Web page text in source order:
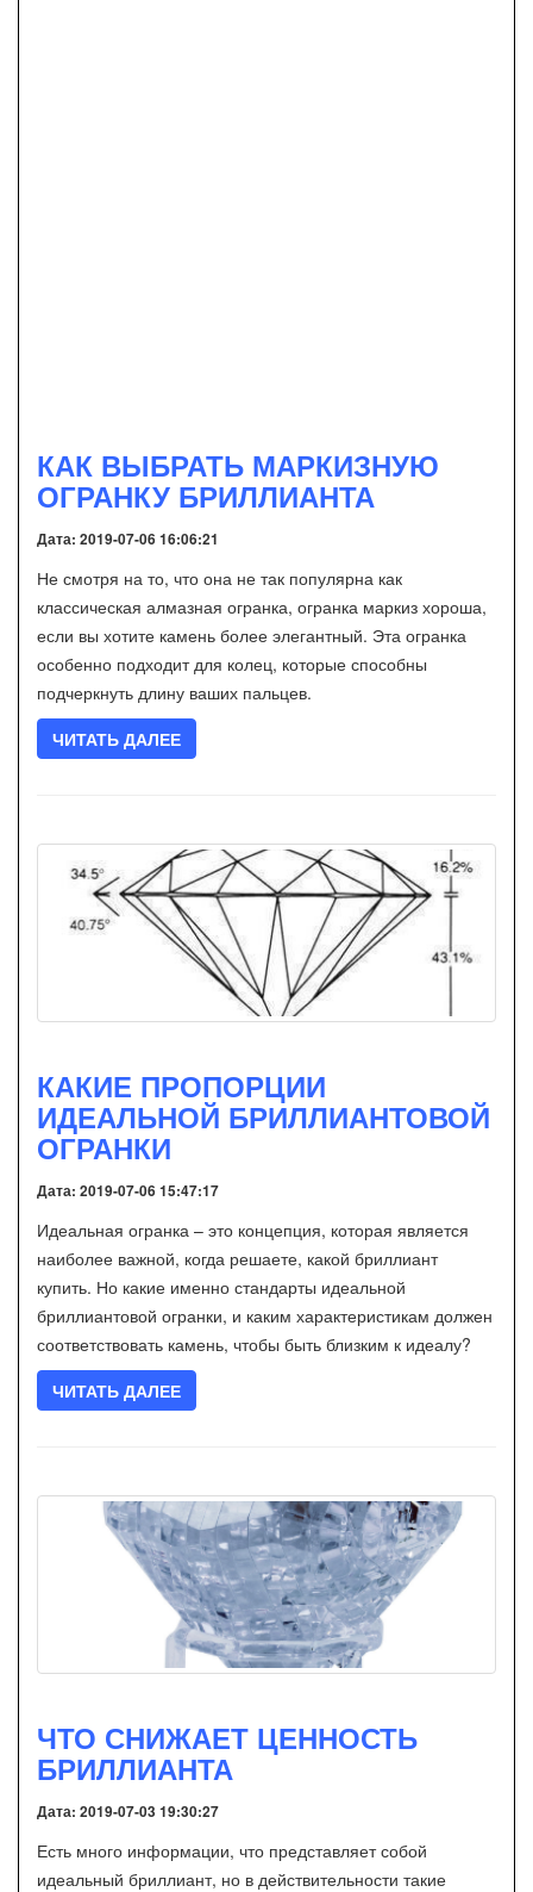
КАК ВЫБРАТЬ МАРКИЗНУЮ
ОГРАНКУ БРИЛЛИАНТА
Дата: 2019-07-06 16:06:21
Не смотря на то, что она не так популярна как
классическая алмазная огранка, огранка маркиз хороша,
если вы хотите камень более элегантный. Эта огранка
особенно подходит для колец, которые способны
подчеркнуть длину ваших пальцев.
ЧИТАТЬ ДАЛЕЕ
КАКИЕ ПРОПОРЦИИ
ИДЕАЛЬНОЙ БРИЛЛИАНТОВОЙ
ОГРАНКИ
Дата: 2019-07-06 15:47:17
Идеальная огранка – это концепция, которая является
наиболее важной, когда решаете, какой бриллиант
купить. Но какие именно стандарты идеальной
бриллиантовой огранки, и каким характеристикам должен
соответствовать камень, чтобы быть близким к идеалу?
ЧИТАТЬ ДАЛЕЕ
ЧТО СНИЖАЕТ ЦЕННОСТЬ
БРИЛЛИАНТА
Дата: 2019-07-03 19:30:27
Есть много информации, что представляет собой
идеальный бриллиант, но в действительности такие